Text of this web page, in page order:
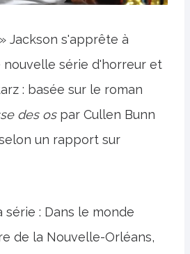
Jackson s'apprête à
nouvelle série d'horreur et
: basée sur le roman
des ospar Cullen Bunn
un rapport sur
série : Dans le monde
de la Nouvelle-Orléans,